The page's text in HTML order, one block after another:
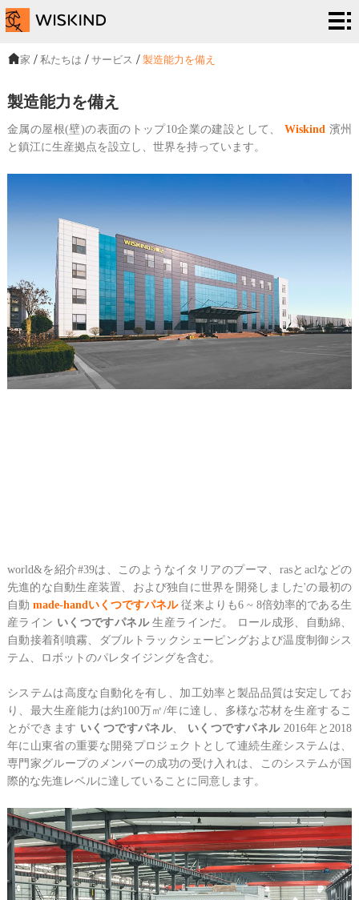
い
く
つ
で
ム
EPC
サー
ビス
解
決
プ
ト
ニュ
ベン
ト・
家 /私たちは /サービス /製造能力を備え
製造能力を備え
金属の屋根(壁)の表面のトップ10企業の建設として、Wiskind 濱州
と鎮江に生産拠点を設立し、世界を持っています。
world&を紹介#39は、このようなイタリアのプーマ、rasとaclなどの
先進的な自動生産装置、および独自に世界を開発しました'の最初の
自動made-handいくつですパネル従来よりも6 ~ 8倍効率的である生
産ライン いくつですパネル生産ラインだ。 ロール成形、自動綿、
自動接着剤噴霧、ダブルトラックシェーピングおよび温度制御シス
テム、ロボットのパレタイジングを含む。
システムは高度な自動化を有し、加工効率と製品品質は安定してお
り、最大生産能力は約100万㎡/年に達し、多様な芯材を生産するこ
とができます いくつですパネル、 いくつですパネル2016年と2018
年に山東省の重要な開発プロジェクトとして連続生産システムは、
専門家グループのメンバーの成功の受け入れは、このシステムが国
際的な先進レベルに達していることに同意します。